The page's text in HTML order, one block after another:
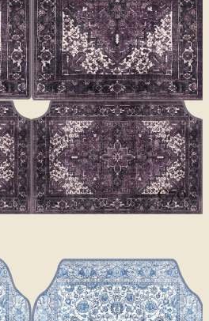
€100€70